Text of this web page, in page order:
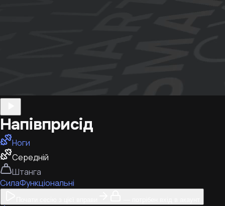
Напівприсід
Ноги
Середній
Штанга
СилаФункціональні